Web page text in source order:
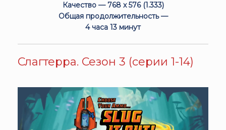
Качество — 768 x 576 (1.333)
Общая продолжительность —
4 часа 13 минут
Слагтерра. Сезон 3 (серии 1-14)